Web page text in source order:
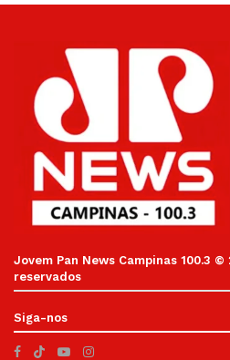
Jovem Pan News Campinas 100.3
reservados
Siga-nos